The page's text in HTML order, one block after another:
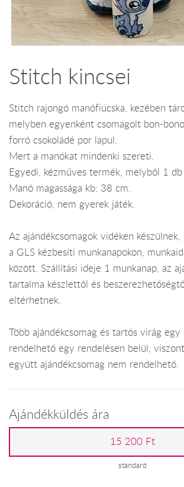
Stitch kincsei
Stitch rajongó manófiúcska, kezében
melyben egyenként csomagolt bon-
forró csokoládé por lapul.
Mert a manókat mindenki szereti.
Egyedi, kézműves termék, melyből 1 db
Manó magassága kb: 38 cm.
Dekoráció, nem gyerek játék.
Az ajándékcsomagok vidéken
a GLS kézbesíti munkanapokon,
között. Szállítási ideje 1 munkanap, az
tartalma készlettől és
eltérhetnek.
Több ajándékcsomag és tartós virág
rendelhető egy rendelésen belül,
együtt ajándékcsomag nem rendelhető.
Ajándékküldés ára
15 200 Ft
standard